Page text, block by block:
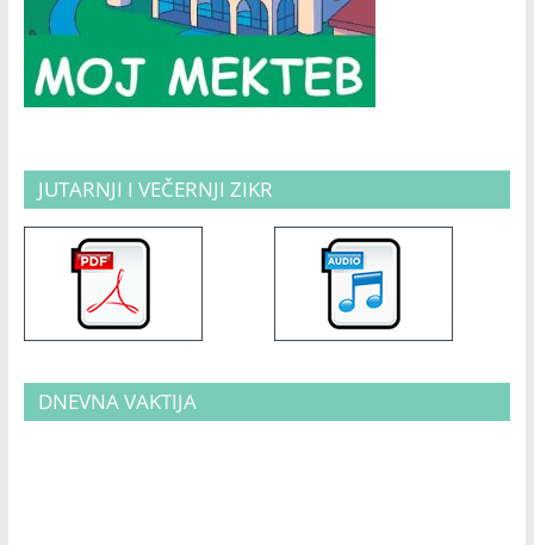
JUTARNJI I VEČERNJI ZIKR
DNEVNA VAKTIJA